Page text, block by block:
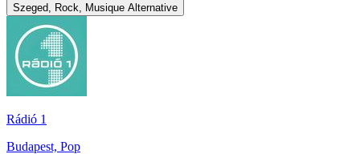
Szeged, Rock, Musique Alternative
Rádió 1
Budapest, Pop